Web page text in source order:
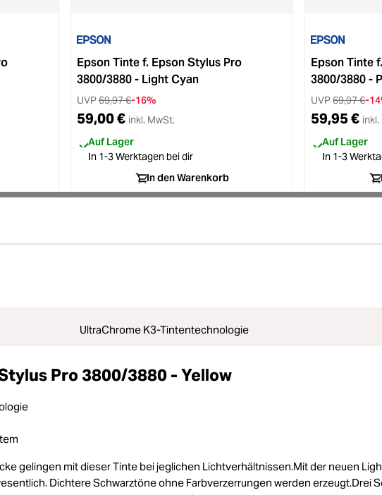
Epson Tinte f. Epson Stylus Pro
3800/3880 - Light Cyan
UVP69,97 €-16%
59,00 € inkl. MwSt.
Auf Lager
In 1-3 Werktagen bei dir
In den Warenkorb
Epson Tinte
3800/3880 -
UVP69,97 €-
59,95 €
Auf Lager
In 1-3
UltraChrome K3-Tintentechnologie
Pro 3800/3880 - Yellow
gelingen mit dieser Tinte bei jeglichen Lichtverhältnissen.Mit der neuen
Dichtere Schwarztöne ohne Farbverzerrungen werden erzeugt.Drei